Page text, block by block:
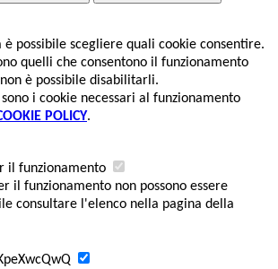
è possibile scegliere quali cookie consentire.
quelli che consentono il funzionamento
è possibile disabilitarli.
i cookie necessari al funzionamento
POLICY.
il funzionamento
il funzionamento non possono essere
consultare l'elenco nella pagina della